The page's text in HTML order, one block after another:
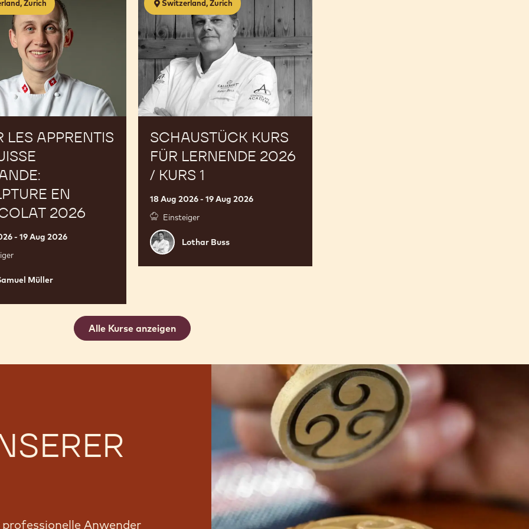
Zurich
LES APPRENTIS
EN
2026
- 19 Aug 2026
Müller
Switzerland, Zurich
SCHAUSTÜCK KURS
FÜR LERNENDE 2026
/ KURS 1
18 Aug 2026 - 19 Aug 2026
Einsteiger
Lothar
Buss
Lothar Buss
Kurs
Lernende
2026
Kurs
Alle Kurse anzeigen
Anwender